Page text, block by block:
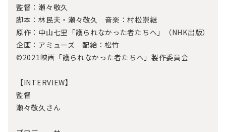
監督：瀬々敬久
脚本：林民夫・瀬々敬久 音楽：村松崇継
原作：中山七里「護られなかった者たちへ」（NHK出版）
企画：アミューズ 配給：松竹
©2021映画「護られなかった者たちへ」製作委員会
【INTERVIEW】
監督
瀬々敬久さん